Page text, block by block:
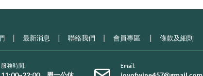
| 最新消息 | 聯絡我們 | 會員專區 | 條款及細則
服務時間: Email: